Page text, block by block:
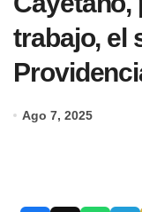
trabajo, el
Ago 7, 2025